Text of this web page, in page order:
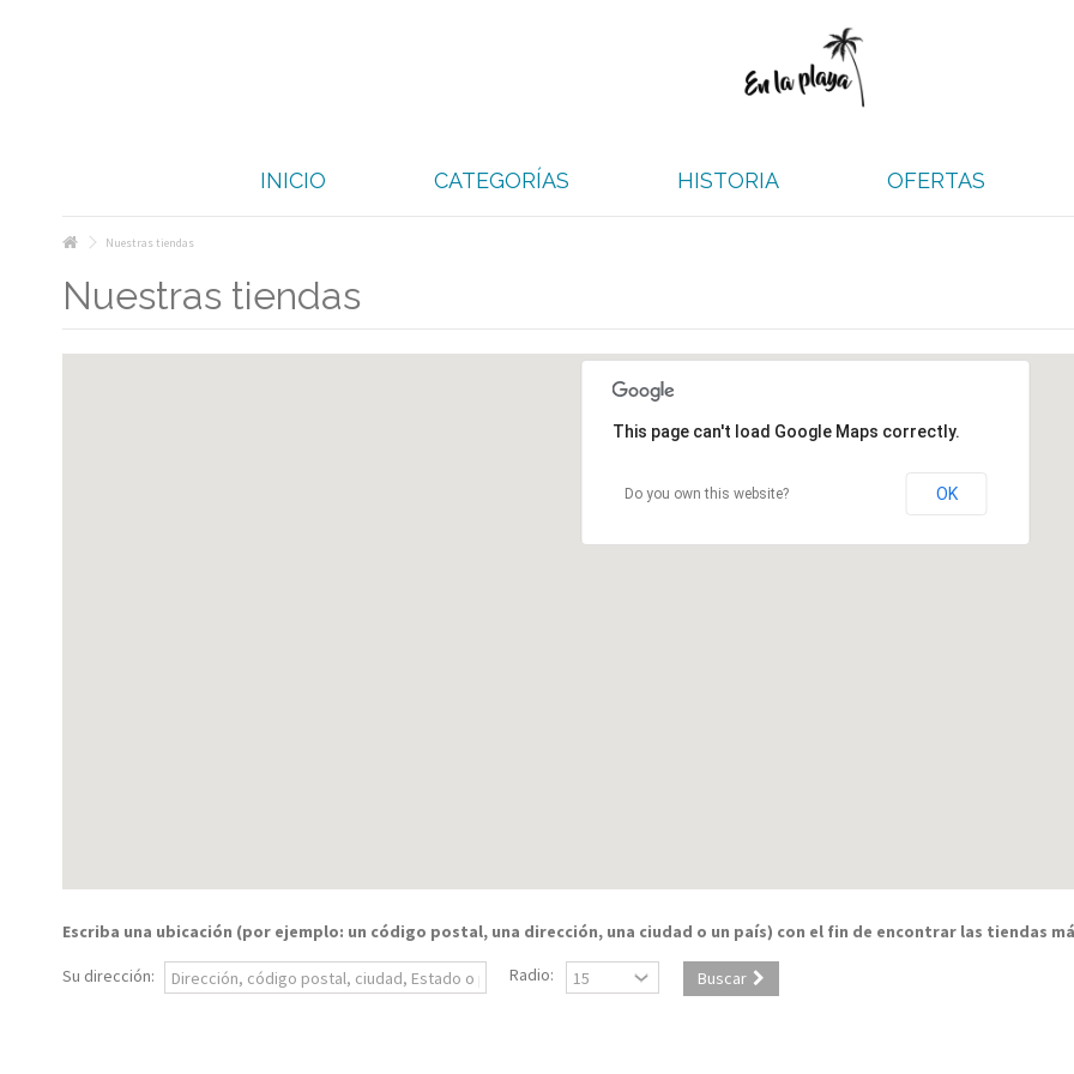
INICIO CATEGORÍAS HISTORIA OFERTAS
Nuestras tiendas
Nuestras tiendas
This page can't load Google Maps correctly.
Do you own this website? OK
Escriba una ubicación (por ejemplo: un código postal, una dirección, una ciudad o un país) con el fin de encontrar las tiendas
Su dirección: Radio: Buscar